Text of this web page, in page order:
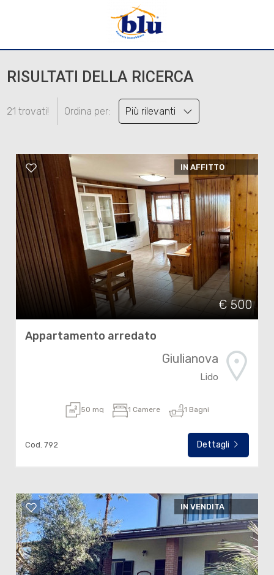
RISULTATI DELLA RICERCA
21 trovati! Ordina per: Più rilevanti
IN AFFITTO
€ 500
Appartamento arredato
Giulianova
Lido
50 mq 1 Camere 1 Bagni
Cod. 792 Dettagli
IN VENDITA